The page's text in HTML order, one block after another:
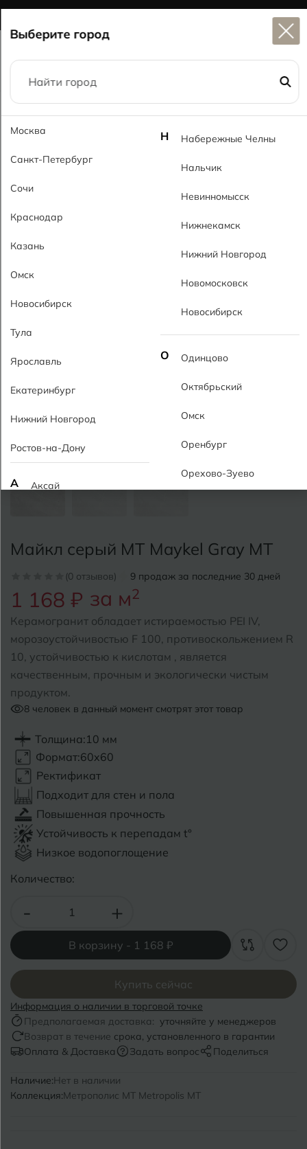
Главная Каталог 60x60 Майкл серый MT Maykel Gray МТ
Майкл серый MT Maykel Gray МТ
(0 отзывов) 9 продаж за последние 30 дней
1 168 ₽ за м2
Керамогранит обладает истираемостью PEI IV,
морозоустойчивостью F 100, противоскольжением R
10, устойчивостью к кислотам , является
качественным, прочным и экологически чистым
продуктом.
8 человек в данный момент смотрят этот товар
Толщина:10 мм
Формат:60x60
Ректификат
Подходит для стен и пола
Повышенная прочность
Устойчивость к перепадам t°
Низкое водопоглощение
Количество:
- +
В корзину - 1 168 ₽
Купить сейчас
Информация о наличии в торговой точке
Предполагаемая доставка: уточняйте у менеджеров
Возврат в течение срока, установленного в гарантии
Оплата & Доставка
Задать вопрос Поделиться
Наличие:Нет в наличии
Коллекция:Метрополис MT Metropolis MT
Выберите город
Москва
Санкт-Петербург
Сочи
Краснодар
Казань
Омск
Новосибирск
Тула
Ярославль
Екатеринбург
Нижний Новгород
Ростов-на-Дону
А Аксай
Альметьевск
Армавир
Б Барнаул
Белгород
Боровичи
Брянск
Бугульма
Бугуруслан
Волгодонск
Воронеж
Воткинск
Г Геленджик
Н Набережные Челны
Нальчик
Невинномысск
Нижнекамск
Нижний Новгород
Новомосковск
Новосибирск
О Одинцово
Октябрьский
Омск
Оренбург
Орехово-Зуево
Подольск
Псков
Ростов-на-Дону
Рыбинск
Симферополь
Славянск-на-Кубани
Смоленск
Сосновый Бор
Сочи
Сыктывкар